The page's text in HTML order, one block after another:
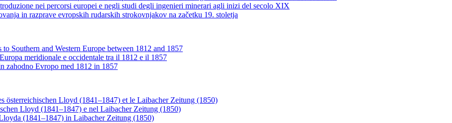
nei percorsi europei e negli studi degli ingenieri minerari agli inizi del secolo XIX
in razprave evropskih rudarskih strokovnjakov na začetku 19. stoletja
Southern and Western Europe between 1812 and 1857
meridionale e occidentale tra il 1812 e il 1857
zahodno Evropo med 1812 in 1857
österreichischen Lloyd (1841–1847) et le Laibacher Zeitung (1850)
Lloyd (1841–1847) e nel Laibacher Zeitung (1850)
(1841–1847) in Laibacher Zeitung (1850)